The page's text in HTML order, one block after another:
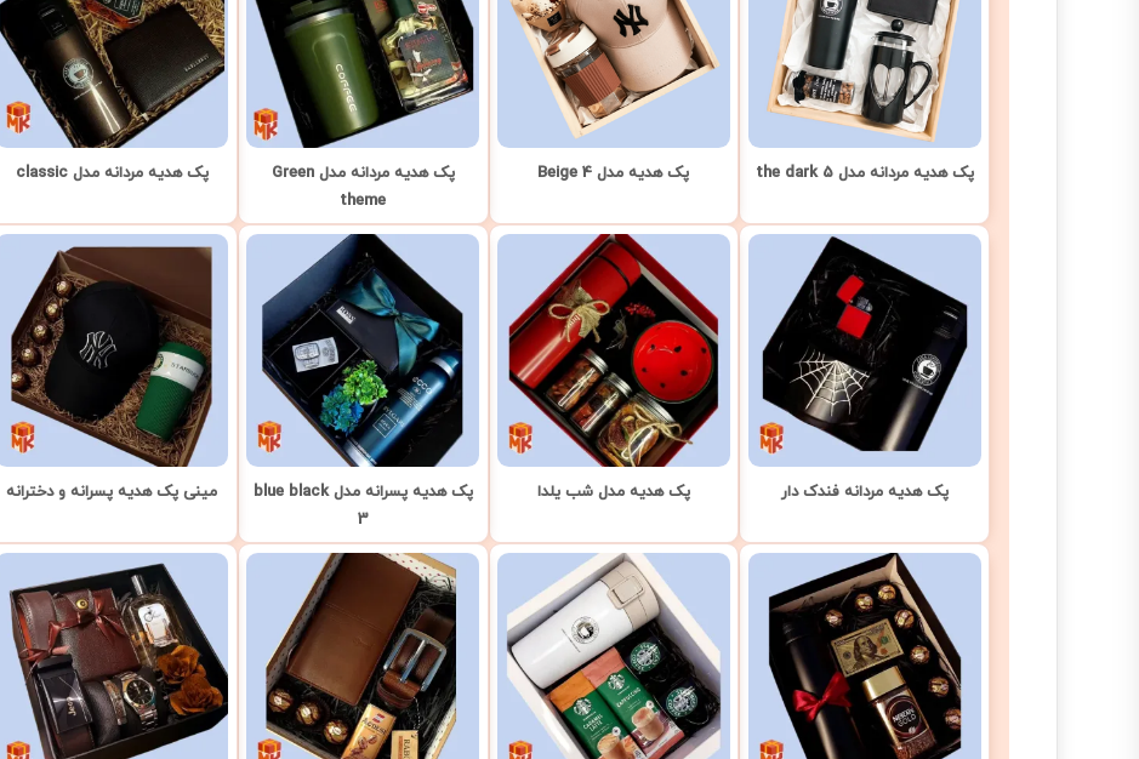
پک هدیه مردانه مدل the dark 5 پک هدیه مدل Beige 4
پک هدیه مردانه مدل Green
theme
پک هدیه مردانه مدل classic
پک هدیه مردانه فندک دار پک هدیه مدل شب یلدا
پک هدیه پسرانه مدل blue black
3
مینی پک هدیه پسرانه و دخترانه